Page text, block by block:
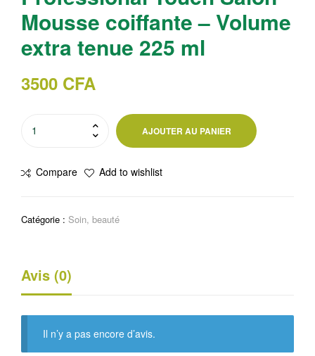
Mousse coiffante – Volume
extra tenue 225 ml
3500 CFA
Touch
coiffante
extra
tenue
225
AJOUTER AU PANIER
Compare Add to wishlist
Catégorie : Soin, beauté
Avis (0)
Il n’y a pas encore d’avis.